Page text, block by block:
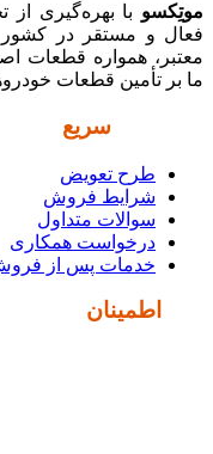
موتِکسو با بهره‌گیری از
فعال و مستقر در کشور
معتبر، همواره قطعات
ما بر تأمین قطعات
سریع
طرح تعویض
شرایط فروش
سوالات متداول
درخواست همکاری
خدمات پس از
اطمینان